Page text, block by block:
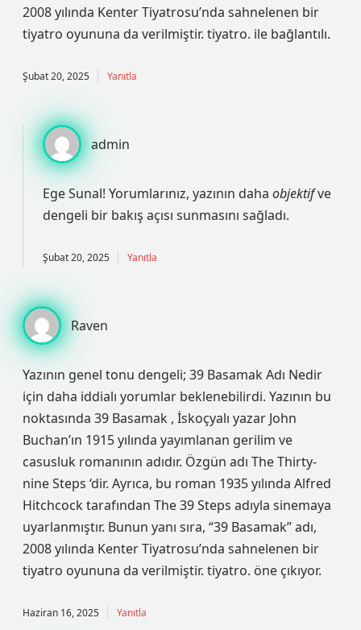
2008 yılında Kenter Tiyatrosu’nda sahnelenen bir
tiyatro oyununa da verilmiştir. tiyatro. ile bağlantılı.
Şubat 20, 2025 Yanıtla
admin
Ege Sunal! Yorumlarınız, yazının daha objektifve
dengeli bir bakış açısı sunmasını sağladı.
Şubat 20, 2025 Yanıtla
Raven
Yazının genel tonu dengeli; 39 Basamak Adı Nedir
için daha iddialı yorumlar beklenebilirdi. Yazının bu
noktasında 39 Basamak , İskoçyalı yazar John
Buchan’ın 1915 yılında yayımlanan gerilim ve
casusluk romanının adıdır. Özgün adı The Thirty-
nine Steps ‘dir. Ayrıca, bu roman 1935 yılında Alfred
Hitchcock tarafından The 39 Steps adıyla sinemaya
uyarlanmıştır. Bunun yanı sıra, “39 Basamak” adı,
2008 yılında Kenter Tiyatrosu’nda sahnelenen bir
tiyatro oyununa da verilmiştir. tiyatro. öne çıkıyor.
Haziran 16, 2025 Yanıtla